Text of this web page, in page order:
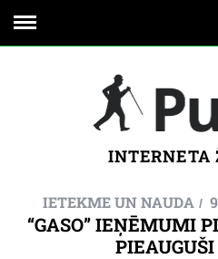
INTERNETA
IETEKME UN NAUDA
“GASO” IEŅĒMUMI
PIEAUGUŠI